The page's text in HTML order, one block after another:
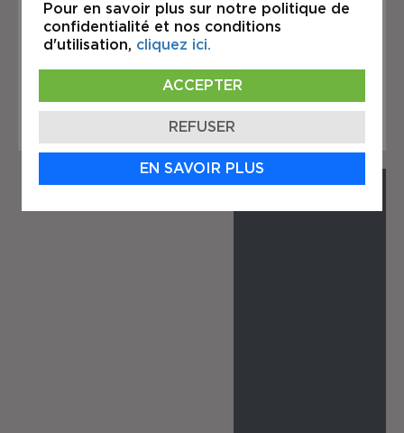
location pour une entreprise à la
recherche d’un espace industriel
fonctionnel et flexible dans un
emplacement de choix.
Pour en savoir plus sur notre politique de
confidentialité et nos conditions
d'utilisation, cliquez ici.
ACCEPTER
REFUSER
EN SAVOIR PLUS